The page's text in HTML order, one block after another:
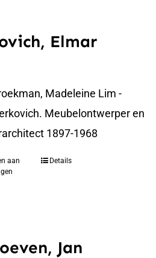
Elmar
Madeleine Lim -
Meubelontwerper en
1897-1968
aan
Details
Jan